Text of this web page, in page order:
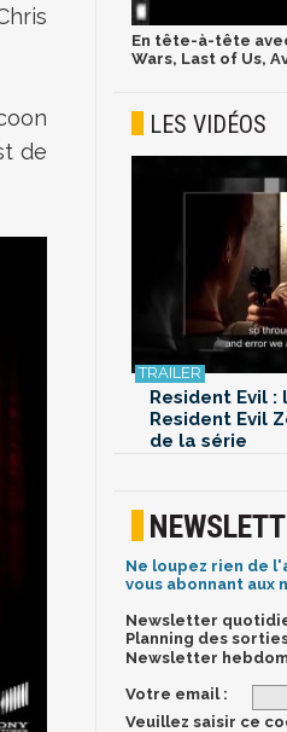
de
En tête-à-tête avec
Wars, Last of Us,
LES VIDÉOS
Resident Evil
Resident Evil
de la série
Ne loupez rien de
vous abonnant aux
Newsletter
Planning des
Newsletter
Votre email :
Veuillez saisir ce